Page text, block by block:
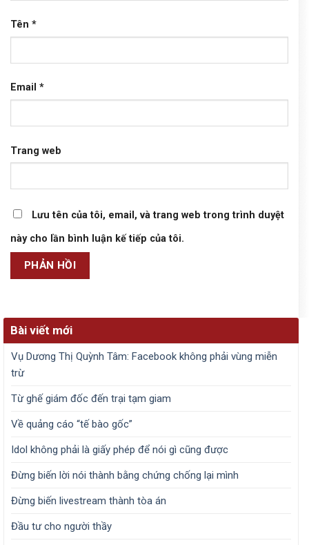
Tên *
Email *
Trang web
Lưu tên của tôi, email, và trang web trong trình duyệt
này cho lần bình luận kế tiếp của tôi.
Bài viết mới
Vụ Dương Thị Quỳnh Tâm: Facebook không phải vùng miễn
trừ
Từ ghế giám đốc đến trại tạm giam
Về quảng cáo “tế bào gốc”
Idol không phải là giấy phép để nói gì cũng được
Đừng biến lời nói thành bằng chứng chống lại mình
Đừng biến livestream thành tòa án
Đầu tư cho người thầy